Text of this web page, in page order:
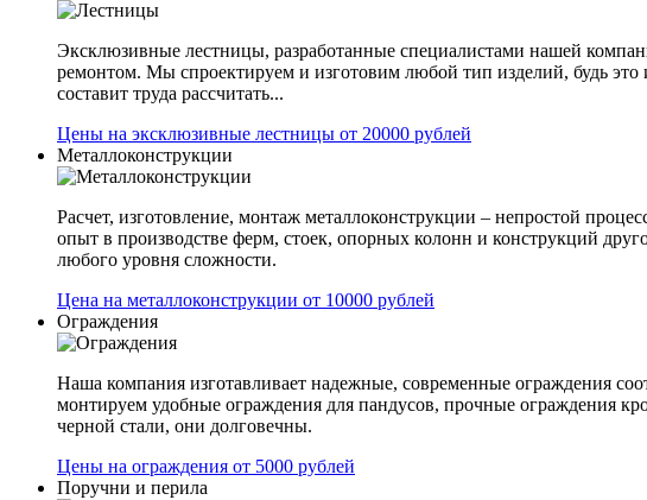
Эксклюзивные лестницы, разработанные специалистами нашей
ремонтом. Мы спроектируем и изготовим любой тип изделий, будь
составит труда рассчитать...
Цены на эксклюзивные лестницы от 20000 рублей
Металлоконструкции
Расчет, изготовление, монтаж металлоконструкции – непростой
опыт в производстве ферм, стоек, опорных колонн и конструкций
любого уровня сложности.
Цена на металлоконструкции от 10000 рублей
Ограждения
Наша компания изготавливает надежные, современные ограждения
монтируем удобные ограждения для пандусов, прочные ограждения
черной стали, они долговечны.
Цены на ограждения от 5000 рублей
Поручни и перила